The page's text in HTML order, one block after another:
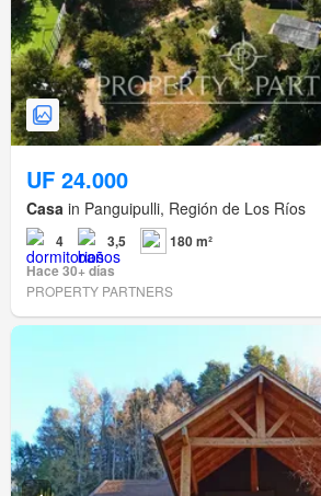
UF 24.000
Casa in Panguipulli, Región de Los Ríos
4 3,5
180 m²
Hace 30+ días
PROPERTY PARTNERS